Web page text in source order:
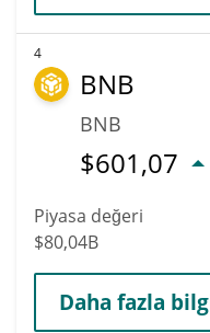
4
BNB
BNB
$601,07
Piyasa değeri
$80,04B
Daha fazla